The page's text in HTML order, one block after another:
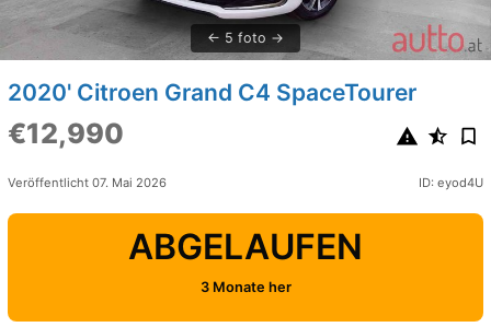
5 foto
2020' Citroen Grand C4 SpaceTourer
€12,990
Veröffentlicht 07. Mai 2026 ID: eyod4U
ABGELAUFEN
3 Monate her